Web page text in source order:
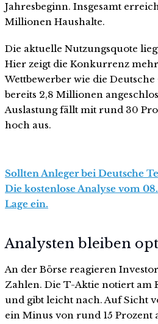
Jahresbeginn. Insgesamt
Millionen Haushalte.
Die aktuelle Nutzungsquote
Hier zeigt die Konkurrenz
Wettbewerber wie die
bereits 2,8 Millionen
Auslastung fällt mit rund 30
hoch aus.
Sollten Anleger bei Deutsche
Die kostenlose Analyse vom
Lage ein.
Analysten bleiben
An der Börse reagieren
Zahlen. Die T-Aktie notiert am
und gibt leicht nach. Auf Sicht
ein Minus von rund 15 Prozent